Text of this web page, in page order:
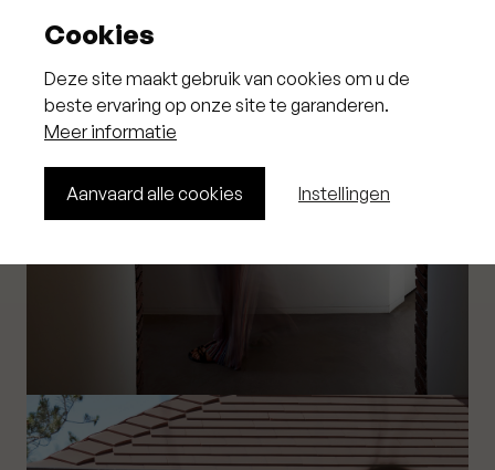
Cookies
Deze site maakt gebruik van cookies om u de
beste ervaring op onze site te garanderen.
Meer informatie
Aanvaard alle cookies Instellingen